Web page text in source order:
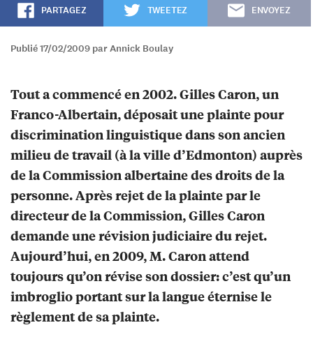
PARTAGEZ TWEETEZ ENVOYEZ
Publié 17/02/2009 par Annick Boulay
Tout a commencé en 2002. Gilles Caron, un
Franco-Albertain, déposait une plainte pour
discrimination linguistique dans son ancien
milieu de travail (à la ville d’Edmonton) auprès
de la Commission albertaine des droits de la
personne. Après rejet de la plainte par le
directeur de la Commission, Gilles Caron
demande une révision judiciaire du rejet.
Aujourd’hui, en 2009, M. Caron attend
toujours qu’on révise son dossier: c’est qu’un
imbroglio portant sur la langue éternise le
règlement de sa plainte.